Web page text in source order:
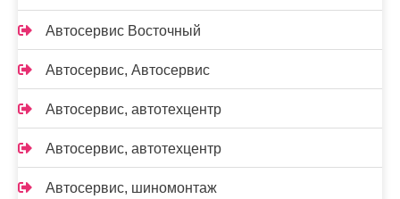
Автосервис Восточный
Автосервис, Автосервис
Автосервис, автотехцентр
Автосервис, автотехцентр
Автосервис, шиномонтаж